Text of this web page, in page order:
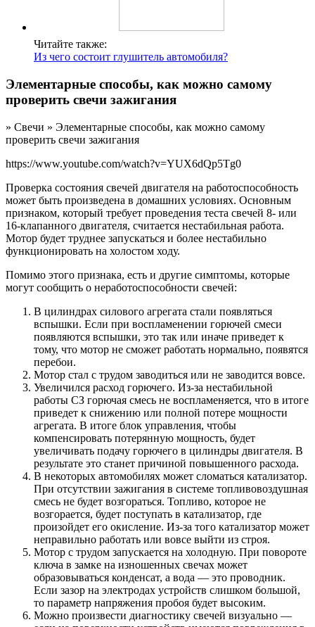
Читайте также:
Из чего состоит глушитель автомобиля?
Элементарные способы, как можно самому
проверить свечи зажигания
» Свечи » Элементарные способы, как можно самому
проверить свечи зажигания
https://www.youtube.com/watch?v=YUX6dQp5Tg0
Проверка состояния свечей двигателя на работоспособность
может быть произведена в домашних условиях. Основным
признаком, который требует проведения теста свечей 8- или
16-клапанного двигателя, считается нестабильная работа.
Мотор будет труднее запускаться и более нестабильно
функционировать на холостом ходу.
Помимо этого признака, есть и другие симптомы, которые
могут сообщить о неработоспособности свечей:
В цилиндрах силового агрегата стали появляться
вспышки. Если при воспламенении горючей смеси
появляются вспышки, это так или иначе приведет к
тому, что мотор не сможет работать нормально, появятся
перебои.
Мотор стал с трудом заводиться или не заводится вовсе.
Увеличился расход горючего. Из-за нестабильной
работы СЗ горючая смесь не воспламеняется, что в итоге
приведет к снижению или полной потере мощности
агрегата. В итоге блок управления, чтобы
компенсировать потерянную мощность, будет
увеличивать подачу горючего в цилиндры двигателя. В
результате это станет причиной повышенного расхода.
В некоторых автомобилях может сломаться катализатор.
При отсутствии зажигания в системе топливовоздушная
смесь не будет возгораться. Топливо, которое не
возгорается, будет поступать в катализатор, где
произойдет его окисление. Из-за того катализатор может
неправильно работать или вовсе выйти из строя.
Мотор с трудом запускается на холодную. При повороте
ключа в замке на изношенных свечах может
образовываться конденсат, а вода — это проводник.
Если зазор на электродах устройств слишком большой,
то параметр напряжения пробоя будет высоким.
Можно произвести диагностику свечей визуально —